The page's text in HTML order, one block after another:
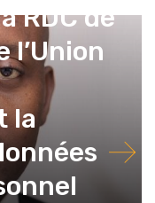
RDC de
l’Union
la